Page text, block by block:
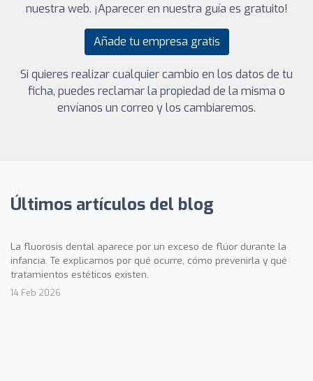
nuestra web. ¡Aparecer en nuestra guía es gratuito!
Añade tu empresa gratis
Si quieres realizar cualquier cambio en los datos de tu
ficha, puedes reclamar la propiedad de la misma o
envíanos un correo y los cambiaremos.
Últimos artículos del blog
La fluorosis dental aparece por un exceso de flúor durante la
infancia. Te explicamos por qué ocurre, cómo prevenirla y qué
tratamientos estéticos existen.
14 Feb 2026